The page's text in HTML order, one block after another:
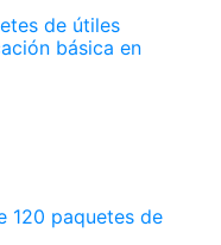
de útiles
básica en
120 paquetes de